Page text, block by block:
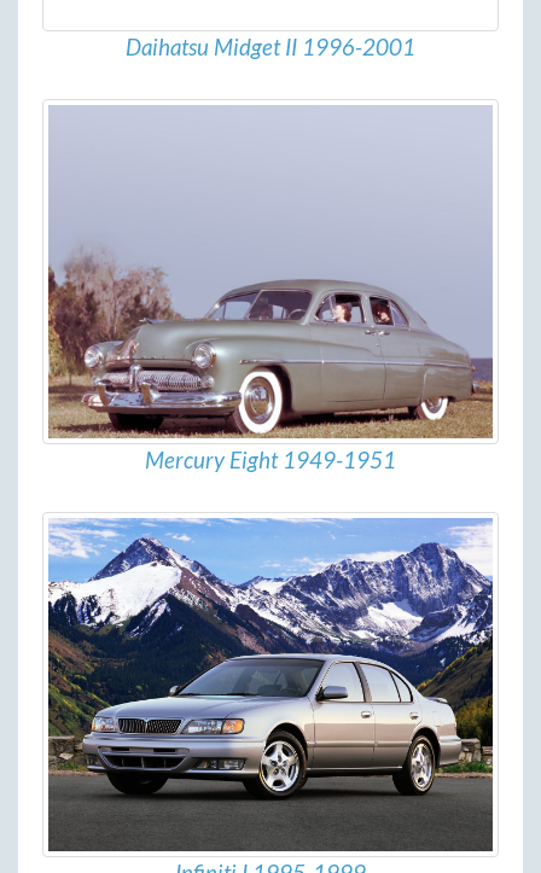
Daihatsu Midget II 1996-2001
Mercury Eight 1949-1951